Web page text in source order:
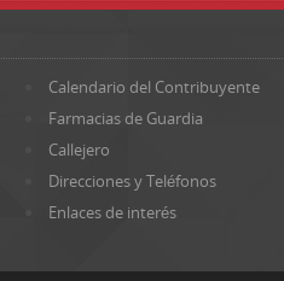
Calendario del Contribuyente
Farmacias de Guardia
Callejero
Direcciones y Teléfonos
Enlaces de interés